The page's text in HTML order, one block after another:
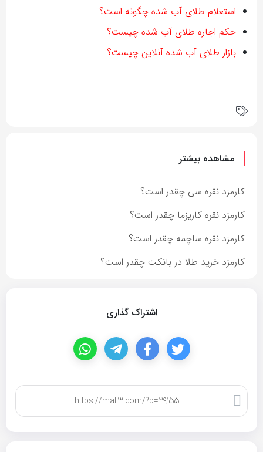
استعلام طلای آب شده چگونه است؟
حکم اجاره طلای آب شده چیست؟
بازار طلای آب شده آنلاین چیست؟
مشاهده بیشتر
کارمزد نقره سی چقدر است؟
کارمزد نقره کاریزما چقدر است؟
کارمزد نقره ساچمه چقدر است؟
کارمزد خرید طلا در بانکت چقدر است؟
اشتراک گذاری